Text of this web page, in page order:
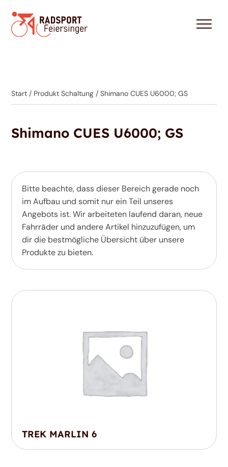
Start / Produkt Schaltung / Shimano CUES U6000; GS
Shimano CUES U6000; GS
Bitte beachte, dass dieser Bereich gerade noch
im Aufbau und somit nur ein Teil unseres
Angebots ist. Wir arbeiteten laufend daran, neue
Fahrräder und andere Artikel hinzuzufügen, um
dir die bestmögliche Übersicht über unsere
Produkte zu bieten.
TREK MARLIN 6